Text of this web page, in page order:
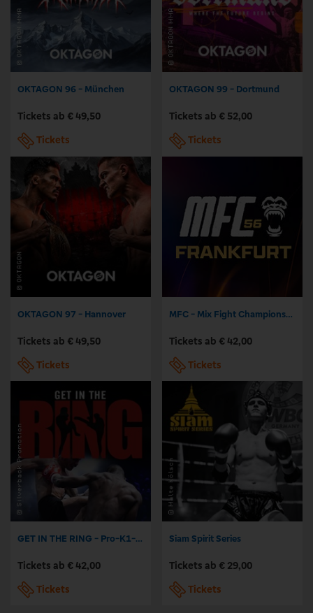
OKTAGON 96 - München
Tickets ab € 49,50
Tickets
OKTAGON 99 - Dortmund
Tickets ab € 52,00
Tickets
OKTAGON 97 - Hannover
Tickets ab € 49,50
Tickets
MFC - Mix Fight Championship | Frankfurt
Tickets ab € 42,00
Tickets
GET IN THE RING - Pro-K1-Kickboxing
Tickets ab € 42,00
Tickets
Siam Spirit Series
Tickets ab € 29,00
Tickets